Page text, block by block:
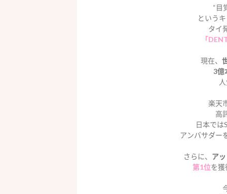
“目
という
タイ
「
現在、
3億
楽天
高
日本では
アンバサダー
さらに、 ア
第1位を獲